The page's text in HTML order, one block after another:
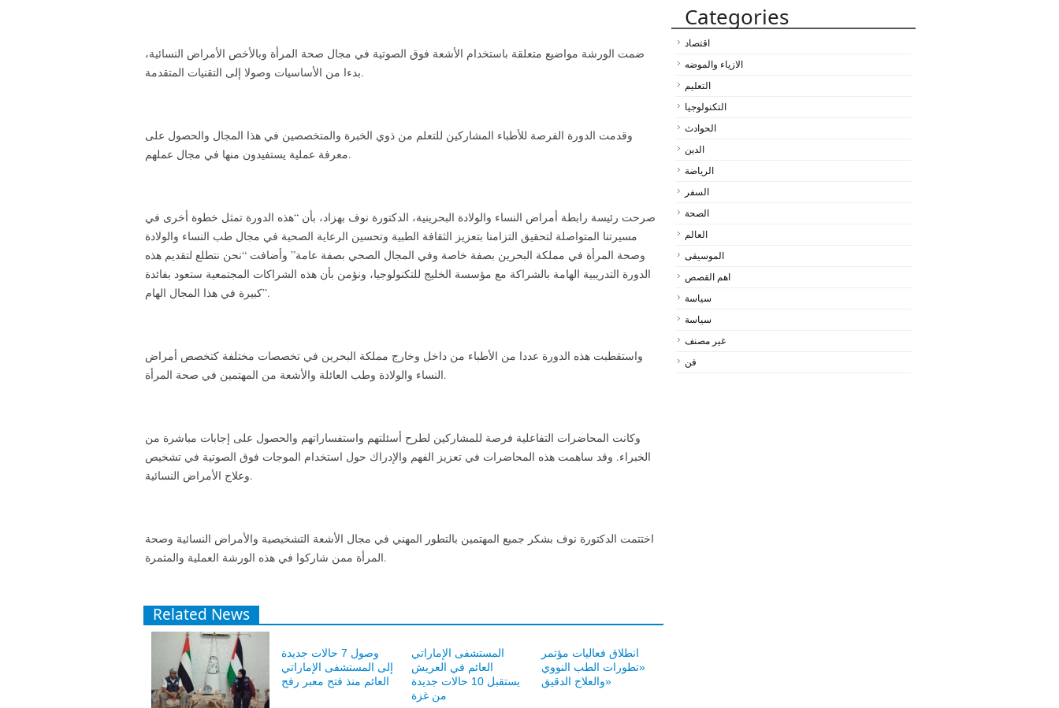
ضمت الورشة مواضيع متعلقة باستخدام الأشعة فوق الصوتية في مجال صحة المرأة وبالأخص الأمراض النسائية،
بدءا من الأساسيات وصولا إلى التقنيات المتقدمة.
وقدمت الدورة الفرصة للأطباء المشاركين للتعلم من ذوي الخبرة والمتخصصين في هذا المجال والحصول على
معرفة عملية يستفيدون منها في مجال عملهم.
صرحت رئيسة رابطة أمراض النساء والولادة البحرينية، الدكتورة نوف بهزاد، بأن “هذه الدورة تمثل خطوة أخرى في
مسيرتنا المتواصلة لتحقيق التزامنا بتعزيز الثقافة الطبية وتحسين الرعاية الصحية في مجال طب النساء والولادة
وصحة المرأة في مملكة البحرين بصفة خاصة وفي المجال الصحي بصفة عامة” وأضافت “نحن نتطلع لتقديم هذه
الدورة التدريبية الهامة بالشراكة مع مؤسسة الخليج للتكنولوجيا، ونؤمن بأن هذه الشراكات المجتمعية ستعود بفائدة
كبيرة في هذا المجال الهام”.
واستقطبت هذه الدورة عددا من الأطباء من داخل وخارج مملكة البحرين في تخصصات مختلفة كتخصص أمراض
النساء والولادة وطب العائلة والأشعة من المهتمين في صحة المرأة.
وكانت المحاضرات التفاعلية فرصة للمشاركين لطرح أسئلتهم واستفساراتهم والحصول على إجابات مباشرة من
الخبراء. وقد ساهمت هذه المحاضرات في تعزيز الفهم والإدراك حول استخدام الموجات فوق الصوتية في تشخيص
وعلاج الأمراض النسائية.
اختتمت الدكتورة نوف بشكر جميع المهتمين بالتطور المهني في مجال الأشعة التشخيصية والأمراض النسائية وصحة
المرأة ممن شاركوا في هذه الورشة العملية والمثمرة.
Related News
وصول 7 حالات جديدة
إلى المستشفى الإماراتي
العائم منذ فتح معبر رفح
المستشفى الإماراتي
العائم في العريش
يستقبل 10 حالات جديدة
من غزة
انطلاق فعاليات مؤتمر
«تطورات الطب النووي
والعلاج الدقيق»
Categories
اقتصاد
الازياء والموضه
التعليم
التكنولوجيا
الحوادث
الدين
الرياضة
السفر
الصحة
العالم
الموسيقى
اهم القصص
سياسة
سياسة
غير مصنف
فن